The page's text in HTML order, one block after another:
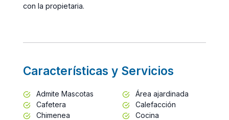
con la propietaria.
Características y Servicios
Admite Mascotas
Área ajardinada
Cafetera
Calefacción
Chimenea
Cocina